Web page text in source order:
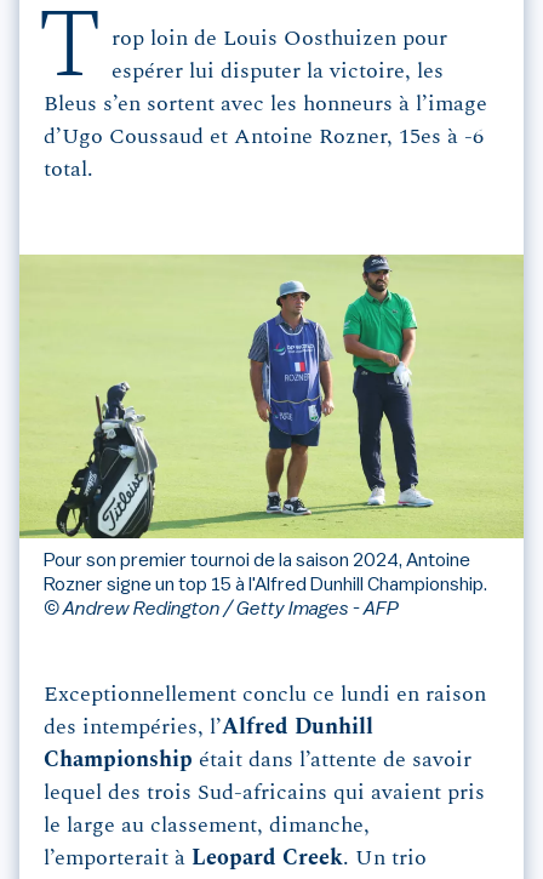
T
rop loin de Louis Oosthuizen pour
espérer lui disputer la victoire, les
Bleus s’en sortent avec les honneurs à l’image
d’Ugo Coussaud et Antoine Rozner, 15es à -6
total.
Pour son premier tournoi de la saison 2024, Antoine
Rozner signe un top 15 à l'Alfred Dunhill Championship.
© Andrew Redington / Getty Images - AFP
Exceptionnellement conclu ce lundi en raison
des intempéries, l’Alfred Dunhill
Championship était dans l’attente de savoir
lequel des trois Sud-africains qui avaient pris
le large au classement, dimanche,
l’emporterait à Leopard Creek. Un trio